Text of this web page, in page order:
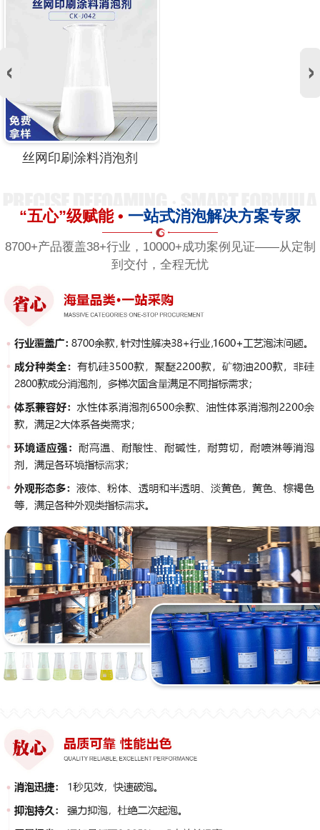
丝网印刷涂料消泡剂
“五心”级赋能 • 一站式消泡解决方案专家
8700+产品覆盖38+行业，10000+成功案例见证——从定制
到交付，全程无忧